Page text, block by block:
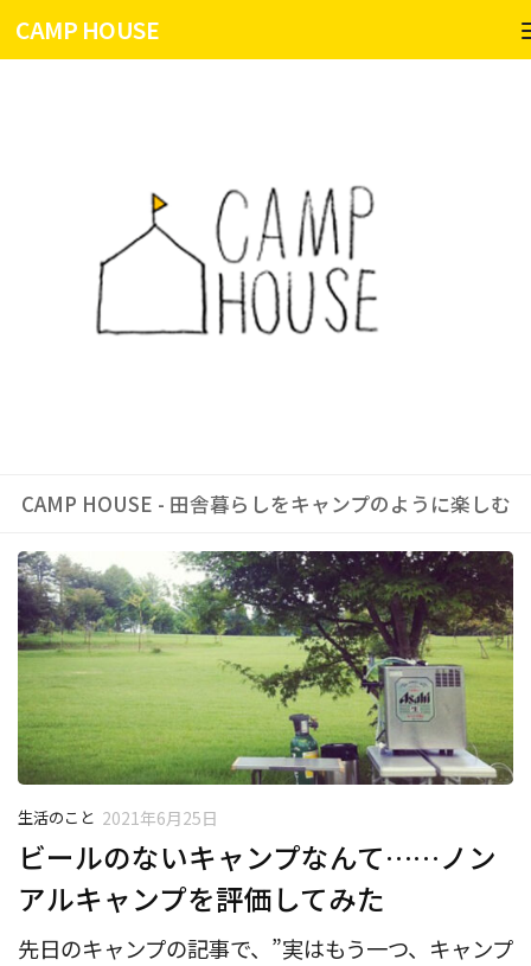
コンテンツへスキップ
CAMP HOUSE
CAMP HOUSE - 田舎暮らしをキャンプのように楽しむ
生活のこと 2021年6月25日
ビールのないキャンプなんて……ノン
アルキャンプを評価してみた
先日のキャンプの記事で、”実はもう一つ、キャンプ